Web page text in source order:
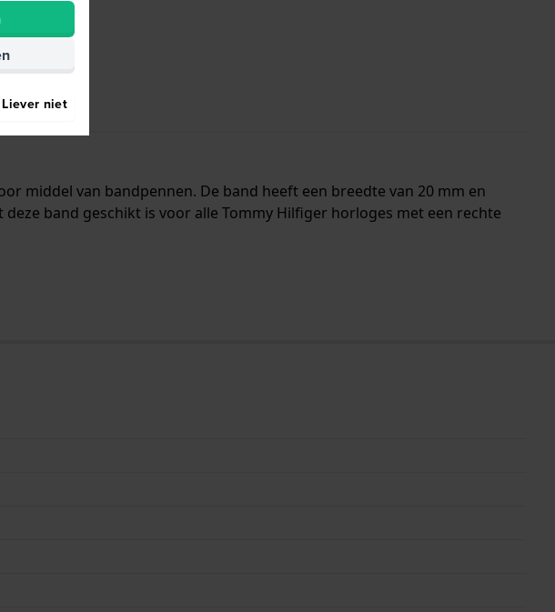
middel van bandpennen. De band heeft een breedte van 20 mm en
band geschikt is voor alle Tommy Hilfiger horloges met een rechte
Liever niet